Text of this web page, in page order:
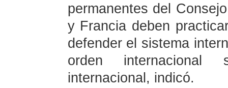
permanentes del
y Francia deben
defender el sistema
orden
internacional, indicó.